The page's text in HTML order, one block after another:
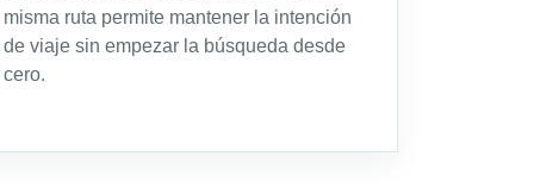
misma ruta permite mantener la intención
de viaje sin empezar la búsqueda desde
cero.